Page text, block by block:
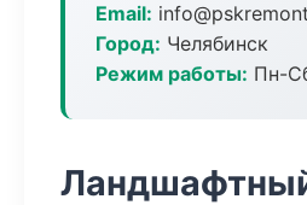
Email:
Город: Челябинск
Режим работы: Пн-